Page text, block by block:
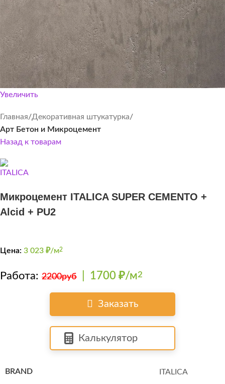
Увеличить
Главная Декоративная штукатурка
Арт Бетон и Микроцемент
Назад к товарам
Микроцемент ITALICA SUPER CEMENTO +
Alcid + PU2
Цена: 3 023 ₽/м2
Работа: 2200руб 1700 ₽/м2
Заказать
Калькулятор
BRAND ITALICA